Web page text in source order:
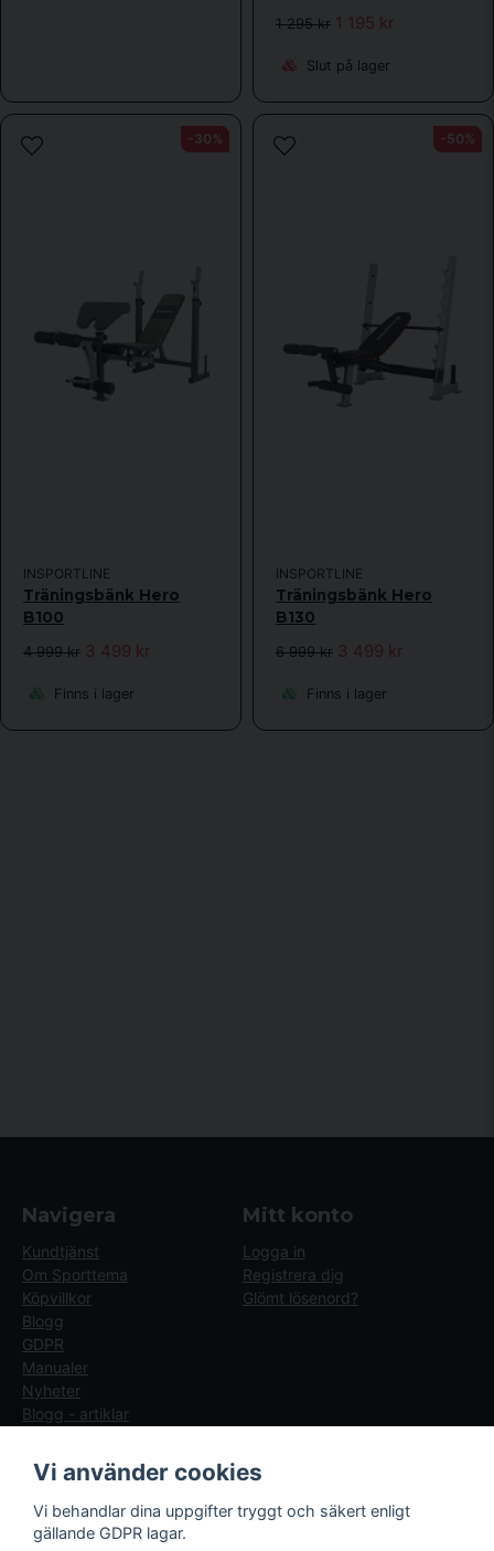
1 295 kr 1 195 kr
Slut på lager
INSPORTLINE
Träningsbänk Hero
B100
4 999 kr 3 499 kr
Finns i lager
-30%
INSPORTLINE
Träningsbänk Hero
B130
6 999 kr 3 499 kr
Finns i lager
-50%
Navigera
Kundtjänst
Om Sporttema
Köpvillkor
Blogg
GDPR
Manualer
Nyheter
Blogg - artiklar
Mitt konto
Logga in
Registrera dig
Glömt lösenord?
Följ oss
AB
Drottninggatan 47
Vi använder cookies
Vi behandlar dina uppgifter tryggt och säkert enligt
gällande GDPR lagar.